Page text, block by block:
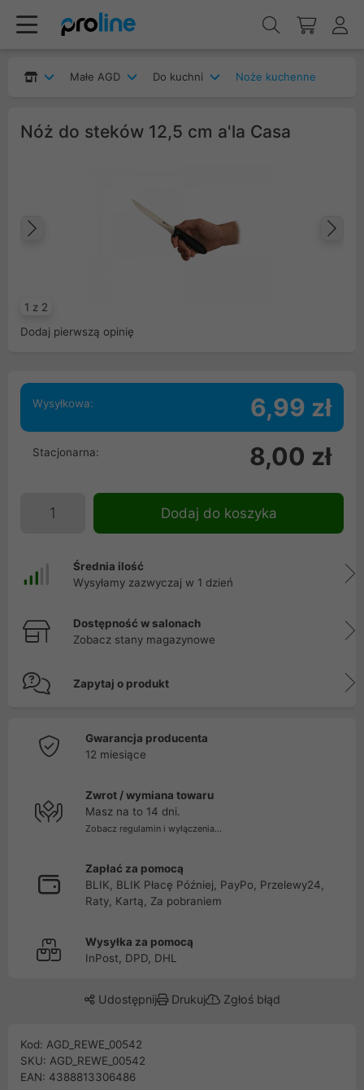
Małe AGD Do kuchni Noże kuchenne
Nóż do steków 12,5 cm a'la Casa
1 z 2
Dodaj pierwszą opinię
Wysyłkowa: 6,99 zł
Stacjonarna: 8,00 zł
Dodaj do koszyka
Średnia ilość
Wysyłamy zazwyczaj w 1 dzień
Dostępność w salonach
Zobacz stany magazynowe
Zapytaj o produkt
Gwarancja producenta
12 miesiące
Zwrot / wymiana towaru
Masz na to 14 dni.
Zobacz regulamin i wyłączenia...
Zapłać za pomocą
BLIK, BLIK Płacę Później, PayPo, Przelewy24,
Raty, Kartą, Za pobraniem
Wysyłka za pomocą
InPost, DPD, DHL
Udostępnij Drukuj Zgłoś błąd
Kod: AGD_REWE_00542
SKU: AGD_REWE_00542
EAN: 4388813306486